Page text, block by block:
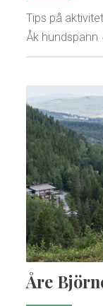
Tips på
Åk
Åre